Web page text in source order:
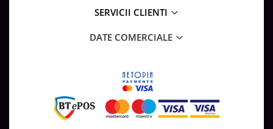
SERVICII CLIENTI
DATE COMERCIALE